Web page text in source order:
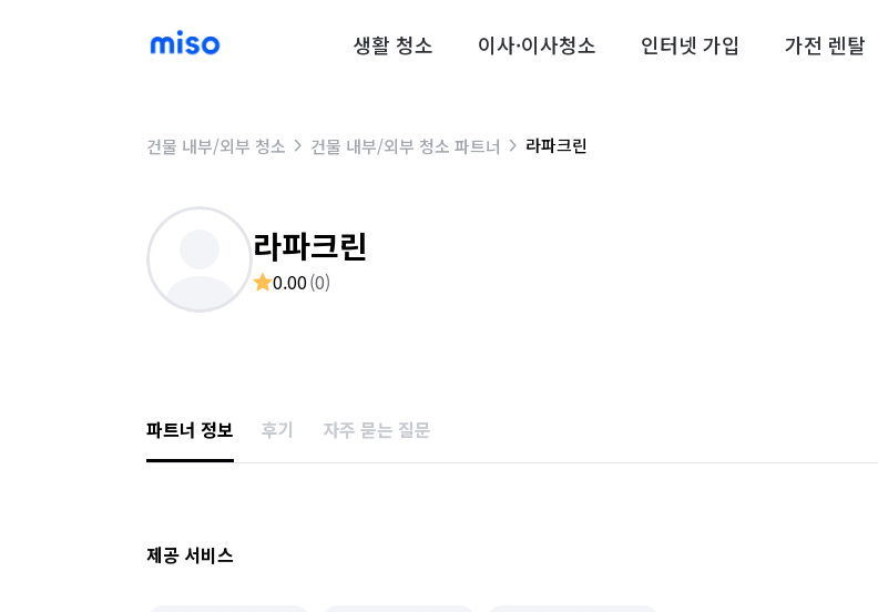
생활 청소 이사·이사청소 인터넷 가입 가전 렌탈
건물 내부/외부 청소 건물 내부/외부 청소 파트너 라파크린
라파크린
0.00(0)
파트너 정보 후기 자주 묻는 질문
제공 서비스